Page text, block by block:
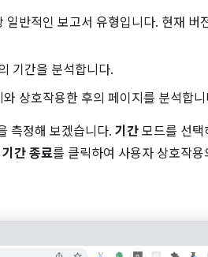
반적인 보고서 유형입니다. 현재 버
기간을 분석합니다.
상호작용한 후의 페이지를 분석합니
측정해 보겠습니다. 기간 모드를 선택
기간 종료를 클릭하여 사용자 상호작